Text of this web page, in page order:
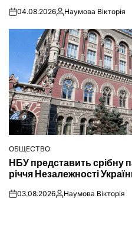
on04.08.2026Опубліковано
Наумова Вікторія
ОПУБЛІКУВАТИ
У
ОБЩЕСТВО
НБУ представить срібну
річчя Незалежності
on03.08.2026Опубліковано
Наумова Вікторія